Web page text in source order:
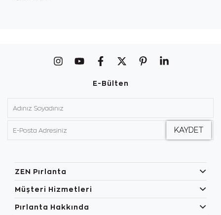
E-Bülten
ZEN Pırlanta
Müşteri Hizmetleri
Pırlanta Hakkında